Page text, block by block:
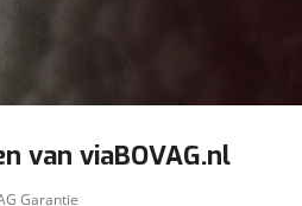
van viaBOVAG.nl
Garantie